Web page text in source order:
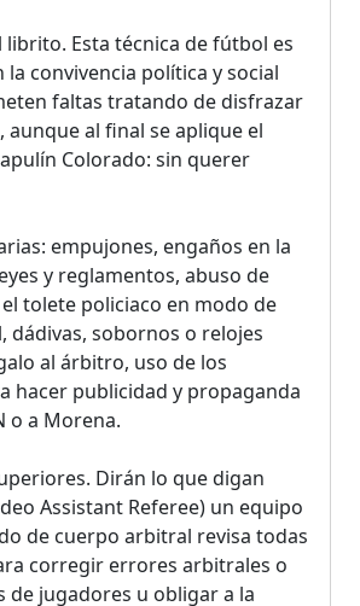
librito. Esta técnica de fútbol es
la convivencia política y social
faltas tratando de disfrazar
aunque al final se aplique el
Colorado: sin querer
empujones, engaños en la
y reglamentos, abuso de
tolete policiaco en modo de
dádivas, sobornos o relojes
al árbitro, uso de los
hacer publicidad y propaganda
o a Morena.
Dirán lo que digan
Assistant Referee) un equipo
de cuerpo arbitral revisa todas
corregir errores arbitrales o
de jugadores u obligar a la